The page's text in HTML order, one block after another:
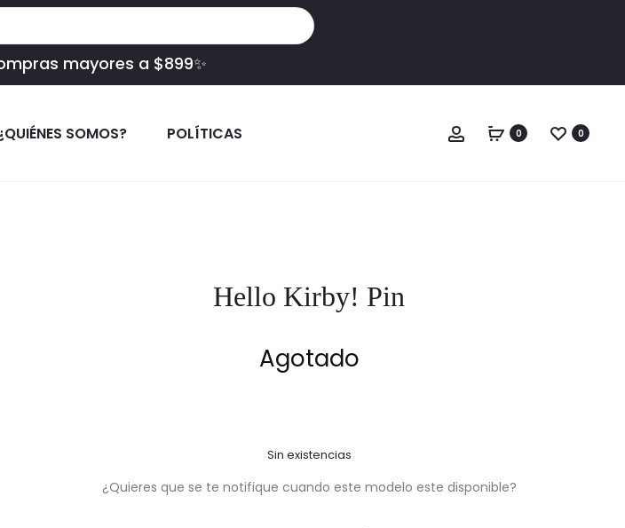
mayores a $899✨
SOMOS? POLÍTICAS Cuenta
0 0
Hello Kirby! Pin
Agotado
Sin existencias
¿Quieres que se te notifique cuando este modelo este disponible?